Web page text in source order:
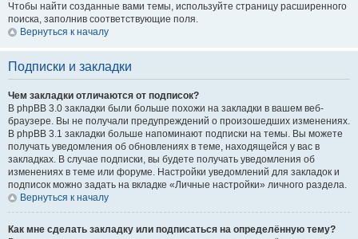
Чтобы найти созданные вами темы, используйте страницу расширенного
поиска, заполнив соответствующие поля.
Вернуться к началу
Подписки и закладки
Чем закладки отличаются от подписок?
В phpBB 3.0 закладки были больше похожи на закладки в вашем веб-
браузере. Вы не получали предупреждений о произошедших изменениях.
В phpBB 3.1 закладки больше напоминают подписки на темы. Вы можете
получать уведомления об обновлениях в теме, находящейся у вас в
закладках. В случае подписки, вы будете получать уведомления об
изменениях в теме или форуме. Настройки уведомлений для закладок и
подписок можно задать на вкладке «Личные настройки» личного раздела.
Вернуться к началу
Как мне сделать закладку или подписаться на определённую тему?